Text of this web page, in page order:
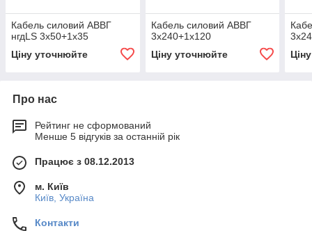
Кабель силовий АВВГ
нгдLS 3х50+1х35
Ціну уточнюйте
Кабель силовий АВВГ
3х240+1х120
Ціну уточнюйте
Про нас
Рейтинг не сформований
Менше 5 відгуків за останній рік
Працює з 08.12.2013
м. Київ
Київ, Україна
Контакти